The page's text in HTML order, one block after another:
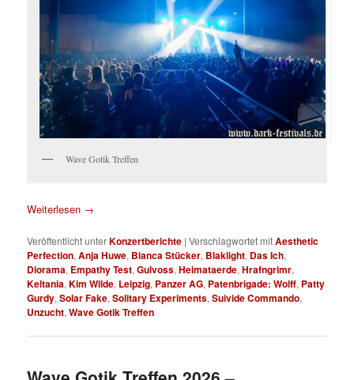
Wave Gotik Treffen
Weiterlesen →
Veröffentlicht unterKonzertberichte |Verschlagwortet mitAesthetic
Perfection,Anja Huwe, Bianca Stücker, Blaklight, Das Ich,
Diorama, Empathy Test,Gulvoss,Heimataerde,Hrafngrimr,
Keltania,Kim Wilde, Leipzig, Panzer AG, Patenbrigade: Wolff, Patty
Gurdy,Solar Fake,Solitary Experiments,Suivide Commando,
Unzucht,Wave Gotik Treffen